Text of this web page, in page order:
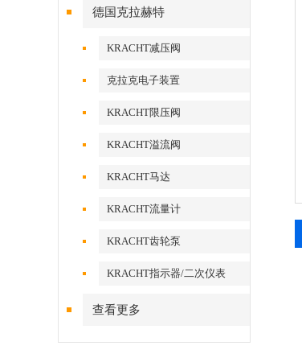
德国克拉赫特
KRACHT减压阀
克拉克电子装置
KRACHT限压阀
KRACHT溢流阀
KRACHT马达
KRACHT流量计
KRACHT齿轮泵
KRACHT指示器/二次仪表
查看更多